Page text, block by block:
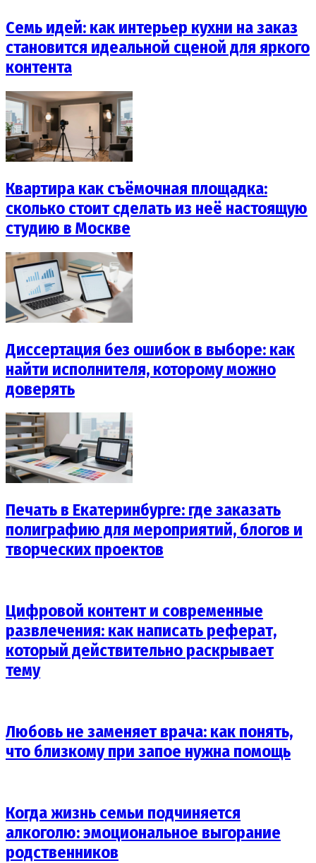
Семь идей: как интерьер кухни на заказ
становится идеальной сценой для яркого
контента
Квартира как съёмочная площадка:
сколько стоит сделать из неё настоящую
студию в Москве
Диссертация без ошибок в выборе: как
найти исполнителя, которому можно
доверять
Печать в Екатеринбурге: где заказать
полиграфию для мероприятий, блогов и
творческих проектов
Цифровой контент и современные
развлечения: как написать реферат,
который действительно раскрывает
тему
Любовь не заменяет врача: как понять,
что близкому при запое нужна помощь
Когда жизнь семьи подчиняется
алкоголю: эмоциональное выгорание
родственников